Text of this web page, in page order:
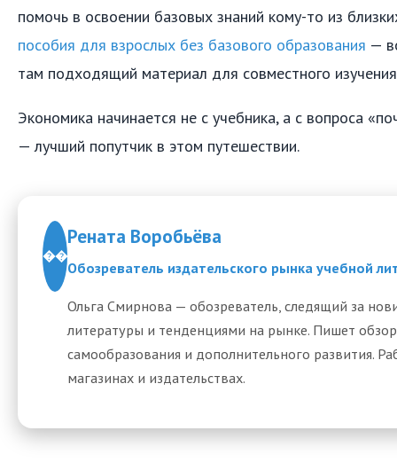
помочь в освоении базовых знаний кому-то из
пособия для взрослых без базового образования —
там подходящий материал для совместного
Экономика начинается не с учебника, а с вопроса
— лучший попутчик в этом путешествии.
��
Рената Воробьёва
Обозреватель издательского рынка учебной
Ольга Смирнова — обозреватель, следящий за
литературы и тенденциями на рынке. Пишет
самообразования и дополнительного развития.
магазинах и издательствах.